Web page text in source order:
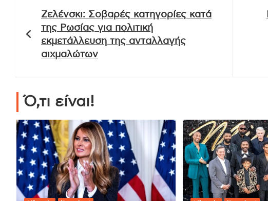
άρθρων
Ζελένσκι: Σοβαρές κατηγορίες κατά
της Ρωσίας για πολιτική
εκμετάλλευση της ανταλλαγής
αιχμαλώτων
Ό,τι είναι!